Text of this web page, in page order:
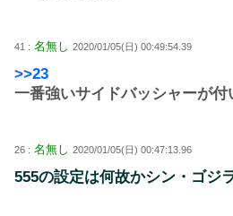
41 : 名無し 2020/01/05(日) 00:49:54.39
>>23
一番強いサイドバッシャーが付
26 : 名無し 2020/01/05(日) 00:47:13.96
555の設定は何故かシン・ゴジ